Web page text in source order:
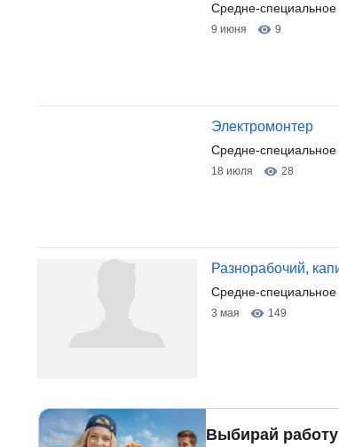
Средне-специальное
9 июня 9
Электромонтер
Средне-специальное
18 июля 28
Разнорабочий,
Средне-
3 мая 149
Выбирай